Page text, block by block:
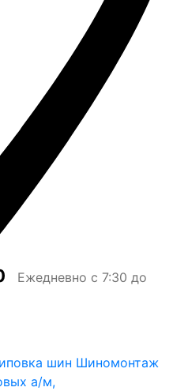
Ежедневно с 7:30 до
шин Шиномонтаж
а/м,